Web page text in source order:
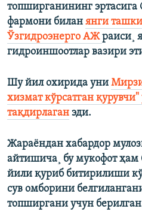
топширганининг
фармони билан янги
Ўзгидроэнерго АЖраиси¸
гидроиншоотлар вазири
Шу йил охирида уни
хизмат кўрсатган
тақдирлаган эди.
Жараëндан хабардор
айтишича¸ бу мукофот ҳам
йили қуриб битирилиши
сув омборини
топширгани учун